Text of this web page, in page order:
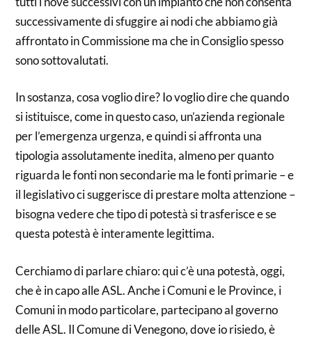
successivamente di sfuggire ai nodi che abbiamo già
affrontato in Commissione ma che in Consiglio spesso
sono sottovalutati.
In sostanza, cosa voglio dire? Io voglio dire che quando
si istituisce, come in questo caso, un’azienda regionale
per l’emergenza urgenza, e quindi si affronta una
tipologia assolutamente inedita, almeno per quanto
riguarda le fonti non secondarie ma le fonti primarie – e
il legislativo ci suggerisce di prestare molta attenzione –
bisogna vedere che tipo di potestà si trasferisce e se
questa potestà è interamente legittima.
Cerchiamo di parlare chiaro: qui c’è una potestà, oggi,
che è in capo alle ASL. Anche i Comuni e le Province, i
Comuni in modo particolare, partecipano al governo
delle ASL. Il Comune di Venegono, dove io risiedo, è